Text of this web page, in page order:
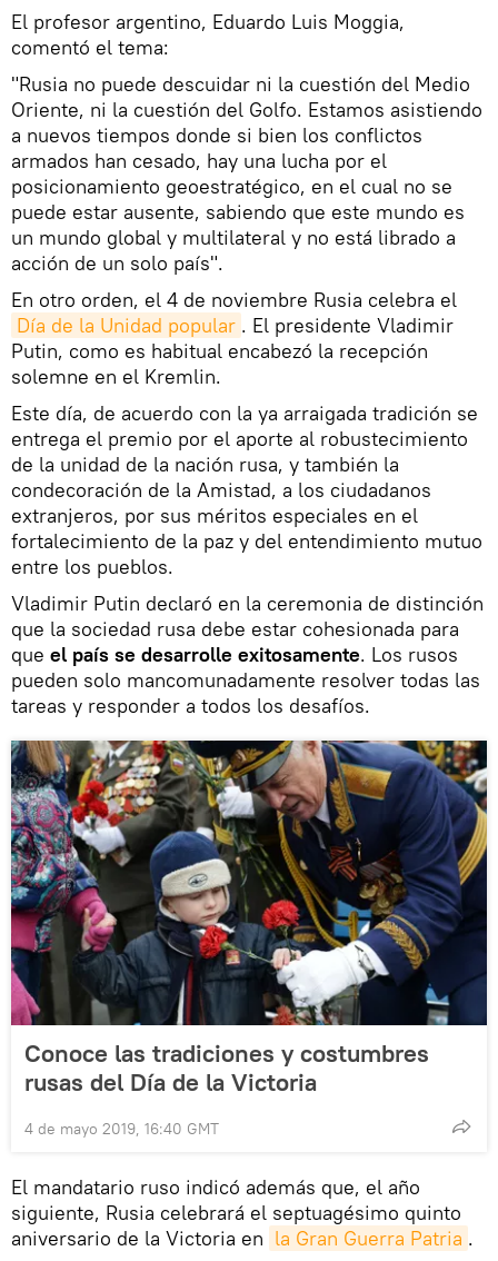
El profesor argentino, Eduardo Luis Moggia,
comentó el tema:
"Rusia no puede descuidar ni la cuestión del Medio
Oriente, ni la cuestión del Golfo. Estamos asistiendo
a nuevos tiempos donde si bien los conflictos
armados han cesado, hay una lucha por el
posicionamiento geoestratégico, en el cual no se
puede estar ausente, sabiendo que este mundo es
un mundo global y multilateral y no está librado a
acción de un solo país".
En otro orden, el 4 de noviembre Rusia celebra el
Día de la Unidad popular . El presidente Vladimir
Putin, como es habitual encabezó la recepción
solemne en el Kremlin.
Este día, de acuerdo con la ya arraigada tradición se
entrega el premio por el aporte al robustecimiento
de la unidad de la nación rusa, y también la
condecoración de la Amistad, a los ciudadanos
extranjeros, por sus méritos especiales en el
fortalecimiento de la paz y del entendimiento mutuo
entre los pueblos.
Vladimir Putin declaró en la ceremonia de distinción
que la sociedad rusa debe estar cohesionada para
que el país se desarrolle exitosamente. Los rusos
pueden solo mancomunadamente resolver todas las
tareas y responder a todos los desafíos.
Conoce las tradiciones y costumbres
rusas del Día de la Victoria
4 de mayo 2019, 16:40 GMT
El mandatario ruso indicó además que, el año
siguiente, Rusia celebrará el septuagésimo quinto
aniversario de la Victoria en la Gran Guerra Patria .